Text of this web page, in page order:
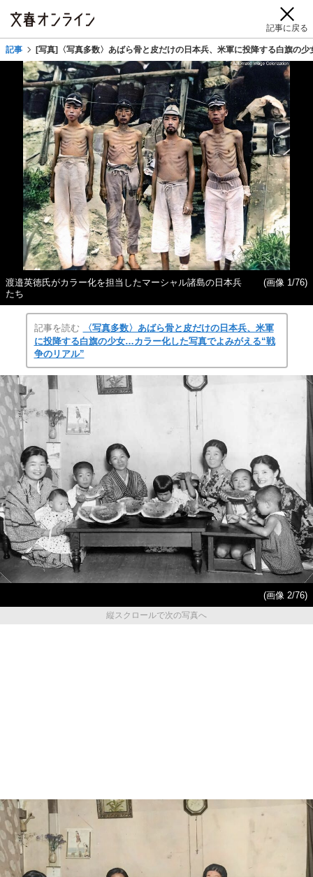
記事に戻る
記事 [写真]〈写真多数〉あばら骨と皮だけの日本兵、米軍に投降する白旗の
渡邉英徳氏がカラー化を担当したマーシャル諸島の日本兵
たち
(画像 1/76)
記事を読む
〈写真多数〉あばら骨と皮だけの日本兵、米軍
に投降する白旗の少女…カラー化した写真でよみがえる“戦
争のリアル”
(画像 2/76)
縦スクロールで次の写真へ